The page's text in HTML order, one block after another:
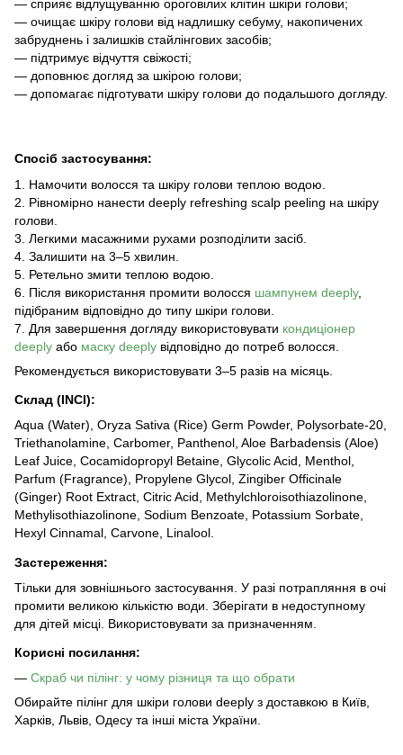
— сприяє відлущуванню ороговілих клітин шкіри голови;
— очищає шкіру голови від надлишку себуму, накопичених
забруднень і залишків стайлінгових засобів;
— підтримує відчуття свіжості;
— доповнює догляд за шкірою голови;
— допомагає підготувати шкіру голови до подальшого догляду.
Спосіб застосування:
1. Намочити волосся та шкіру голови теплою водою.
2. Рівномірно нанести deeply refreshing scalp peeling на шкіру
голови.
3. Легкими масажними рухами розподілити засіб.
4. Залишити на 3–5 хвилин.
5. Ретельно змити теплою водою.
6. Після використання промити волосся шампунем deeply,
підібраним відповідно до типу шкіри голови.
7. Для завершення догляду використовувати кондиціонер
deeply або маску deeply відповідно до потреб волосся.
Рекомендується використовувати 3–5 разів на місяць.
Склад (INCI):
Aqua (Water), Oryza Sativa (Rice) Germ Powder, Polysorbate-20,
Triethanolamine, Carbomer, Panthenol, Aloe Barbadensis (Aloe)
Leaf Juice, Cocamidopropyl Betaine, Glycolic Acid, Menthol,
Parfum (Fragrance), Propylene Glycol, Zingiber Officinale
(Ginger) Root Extract, Citric Acid, Methylchloroisothiazolinone,
Methylisothiazolinone, Sodium Benzoate, Potassium Sorbate,
Hexyl Cinnamal, Carvone, Linalool.
Застереження:
Тільки для зовнішнього застосування. У разі потрапляння в очі
промити великою кількістю води. Зберігати в недоступному
для дітей місці. Використовувати за призначенням.
Корисні посилання:
— Скраб чи пілінг: у чому різниця та що обрати
Обирайте пілінг для шкіри голови deeply з доставкою в Київ,
Харків, Львів, Одесу та інші міста України.